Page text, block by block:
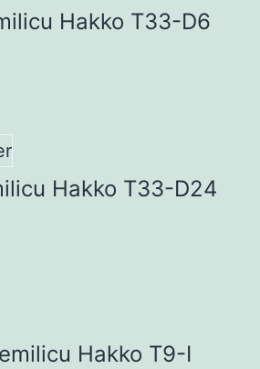
Hakko T33-D6
Hakko T33-D24
Hakko T9-I